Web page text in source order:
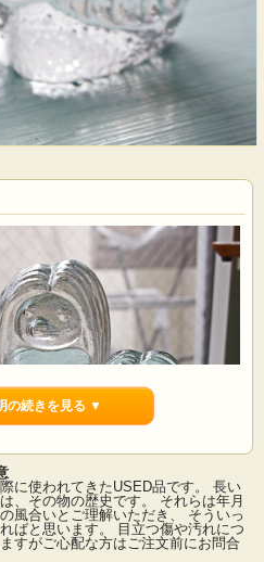
ージガラスのオブジェです。森の妖精トロ
ん丸の目と丸い大きな鼻。２頭身の体型
の続きを見る ▼
に使われてきたUSED品です。 長い
、その物の歴史です。 それらは年月
風合いとご理解いただき、 そういっ
ばと思います。 目立つ傷や汚れにつ
すがご心配な方はご注文前にお問合